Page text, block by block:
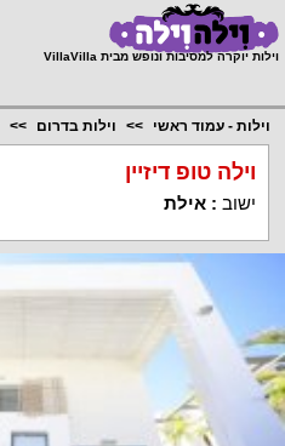
וילות יוקרה למסיבות ונופש מבית VillaVilla
וילות - עמוד ראשי וילות בדרום
וילה טופ דיזיין
ישוב :אילת